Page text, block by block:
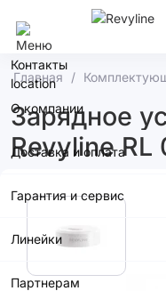
Контакты
О компании
Доставка и оплата
Гарантия и сервис
Линейки
Партнерам
Главная
Зарядное
Revyline RL